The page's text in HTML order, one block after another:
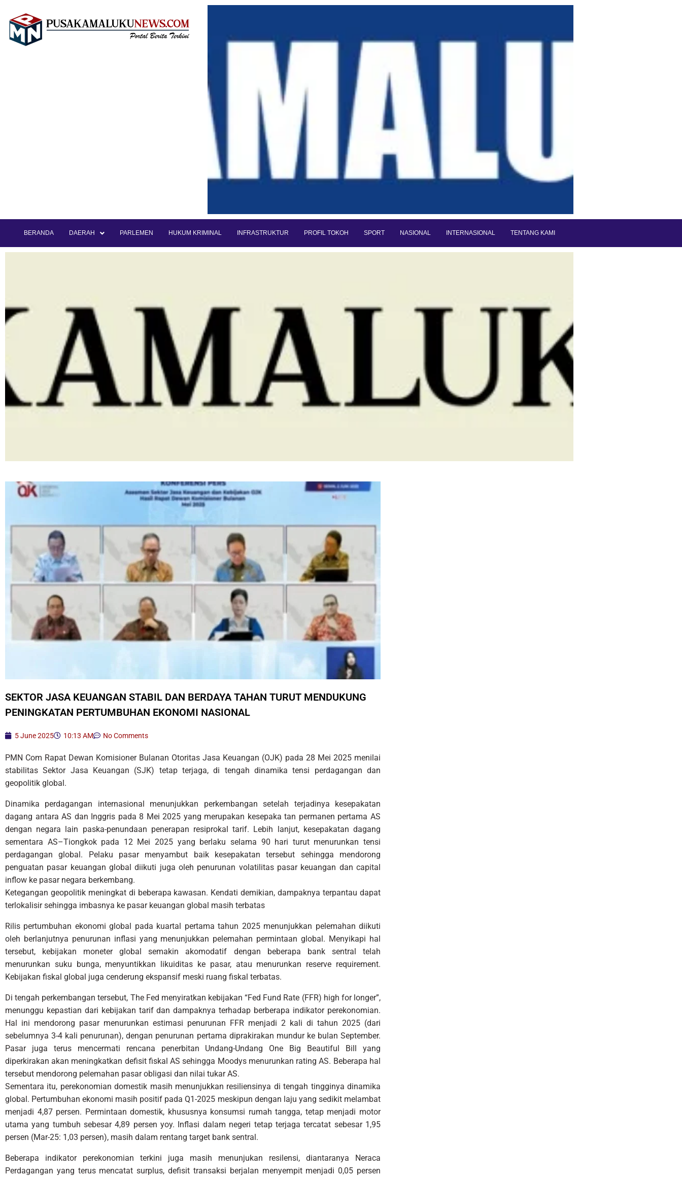
BERANDA DAERAH PARLEMEN HUKUM KRIMINAL INFRASTRUKTUR PROFIL TOKOH SPORT NASIONAL INTERNASIONAL TENTANG KAMI
SEKTOR JASA KEUANGAN STABIL DAN BERDAYA TAHAN TURUT MENDUKUNG
PENINGKATAN PERTUMBUHAN EKONOMI NASIONAL
5 June 2025 10:13 AM No Comments
PMN Com Rapat Dewan Komisioner Bulanan Otoritas Jasa Keuangan (OJK) pada 28 Mei 2025 menilai
stabilitas Sektor Jasa Keuangan (SJK) tetap terjaga, di tengah dinamika tensi perdagangan dan
geopolitik global.
Dinamika perdagangan internasional menunjukkan perkembangan setelah terjadinya kesepakatan
dagang antara AS dan Inggris pada 8 Mei 2025 yang merupakan kesepaka tan permanen pertama AS
dengan negara lain paska-penundaan penerapan resiprokal tarif. Lebih lanjut, kesepakatan dagang
sementara AS–Tiongkok pada 12 Mei 2025 yang berlaku selama 90 hari turut menurunkan tensi
perdagangan global. Pelaku pasar menyambut baik kesepakatan tersebut sehingga mendorong
penguatan pasar keuangan global diikuti juga oleh penurunan volatilitas pasar keuangan dan capital
inflow ke pasar negara berkembang.
Ketegangan geopolitik meningkat di beberapa kawasan. Kendati demikian, dampaknya terpantau dapat
terlokalisir sehingga imbasnya ke pasar keuangan global masih terbatas
Rilis pertumbuhan ekonomi global pada kuartal pertama tahun 2025 menunjukkan pelemahan diikuti
oleh berlanjutnya penurunan inflasi yang menunjukkan pelemahan permintaan global. Menyikapi hal
tersebut, kebijakan moneter global semakin akomodatif dengan beberapa bank sentral telah
menurunkan suku bunga, menyuntikkan likuiditas ke pasar, atau menurunkan reserve requirement.
Kebijakan fiskal global juga cenderung ekspansif meski ruang fiskal terbatas.
Di tengah perkembangan tersebut, The Fed menyiratkan kebijakan “Fed Fund Rate (FFR) high for longer”,
menunggu kepastian dari kebijakan tarif dan dampaknya terhadap berberapa indikator perekonomian.
Hal ini mendorong pasar menurunkan estimasi penurunan FFR menjadi 2 kali di tahun 2025 (dari
sebelumnya 3-4 kali penurunan), dengan penurunan pertama diprakirakan mundur ke bulan September.
Pasar juga terus mencermati rencana penerbitan Undang-Undang One Big Beautiful Bill yang
diperkirakan akan meningkatkan defisit fiskal AS sehingga Moodys menurunkan rating AS. Beberapa hal
tersebut mendorong pelemahan pasar obligasi dan nilai tukar AS.
Sementara itu, perekonomian domestik masih menunjukkan resiliensinya di tengah tingginya dinamika
global. Pertumbuhan ekonomi masih positif pada Q1-2025 meskipun dengan laju yang sedikit melambat
menjadi 4,87 persen. Permintaan domestik, khususnya konsumsi rumah tangga, tetap menjadi motor
utama yang tumbuh sebesar 4,89 persen yoy. Inflasi dalam negeri tetap terjaga tercatat sebesar 1,95
persen (Mar-25: 1,03 persen), masih dalam rentang target bank sentral.
Beberapa indikator perekonomian terkini juga masih menunjukan resilensi, diantaranya Neraca
Perdagangan yang terus mencatat surplus, defisit transaksi berjalan menyempit menjadi 0,05 persen